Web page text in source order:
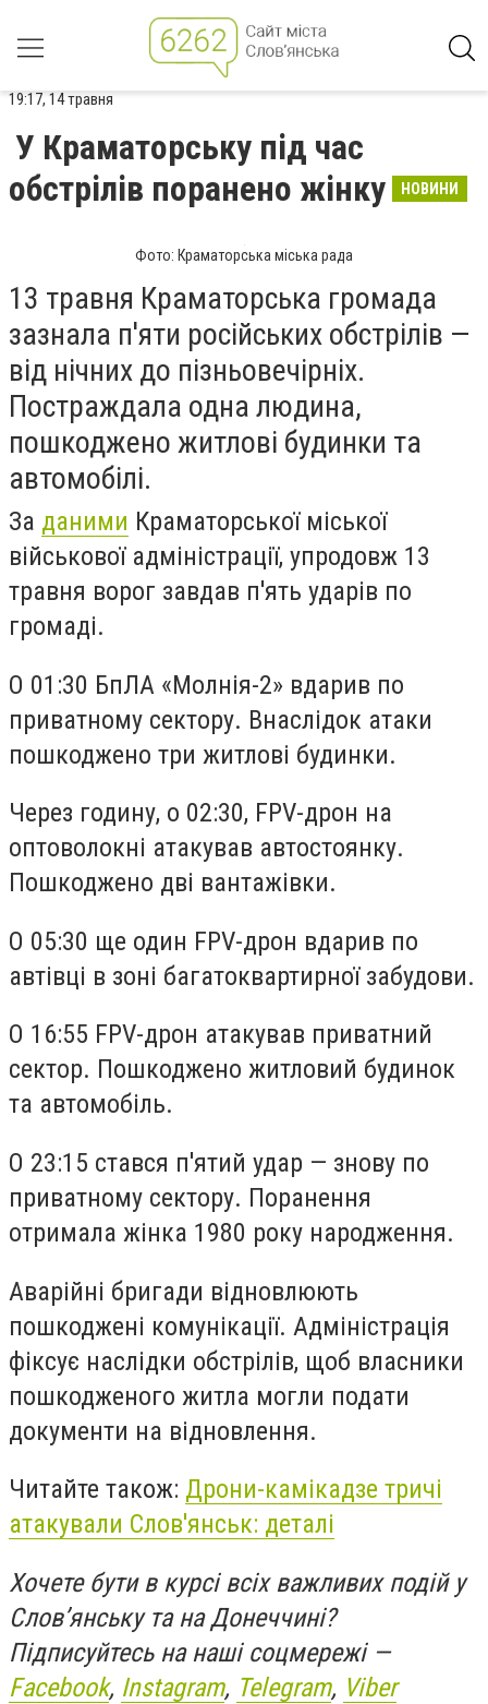
19:17, 14 травня
У Краматорську під чаc
обстрілів поранено жінку
НОВИНИ
Фото: Краматорська міська рада
13 травня Краматорська громада
зазнала п'яти російських обстрілів —
від нічних до пізньовечірніх.
Постраждала одна людина,
пошкоджено житлові будинки та
автомобілі.
За даними Краматорської міської
військової адміністрації, упродовж 13
травня ворог завдав п'ять ударів по
громаді.
О 01:30 БпЛА «Молнія-2» вдарив по
приватному сектору. Внаслідок атаки
пошкоджено три житлові будинки.
Через годину, о 02:30, FPV-дрон на
оптоволокні атакував автостоянку.
Пошкоджено дві вантажівки.
О 05:30 ще один FPV-дрон вдарив по
автівці в зоні багатоквартирної забудови.
О 16:55 FPV-дрон атакував приватний
сектор. Пошкоджено житловий будинок
та автомобіль.
О 23:15 стався п'ятий удар — знову по
приватному сектору. Поранення
отримала жінка 1980 року народження.
Аварійні бригади відновлюють
пошкоджені комунікації. Адміністрація
фіксує наслідки обстрілів, щоб власники
пошкодженого житла могли подати
документи на відновлення.
Читайте також: Дрони-камікадзе тричі
атакували Слов'янськ: деталі
Хочете бути в курсі всіх важливих подій у
Слов’янську та на Донеччині?
Підписуйтесь на наші соцмережі —
Facebook, Instagram, Telegram, Viber